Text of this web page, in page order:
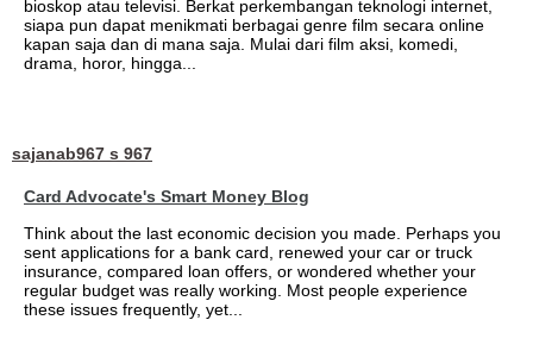
bioskop atau televisi. Berkat perkembangan teknologi internet,
siapa pun dapat menikmati berbagai genre film secara online
kapan saja dan di mana saja. Mulai dari film aksi, komedi,
drama, horor, hingga...
sajanab967 s 967
Card Advocate's Smart Money Blog
Think about the last economic decision you made. Perhaps you
sent applications for a bank card, renewed your car or truck
insurance, compared loan offers, or wondered whether your
regular budget was really working. Most people experience
these issues frequently, yet...